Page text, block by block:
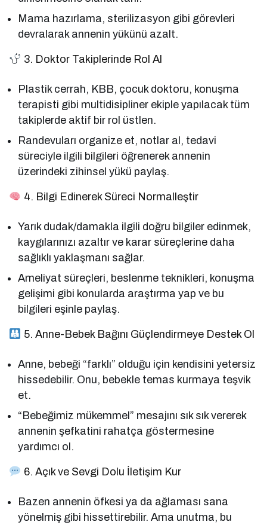
Mama hazırlama, sterilizasyon gibi görevleri
devralarak annenin yükünü azalt.
3. Doktor Takiplerinde Rol Al
Plastik cerrah, KBB, çocuk doktoru, konuşma
terapisti gibi multidisipliner ekiple yapılacak tüm
takiplerde aktif bir rol üstlen.
Randevuları organize et, notlar al, tedavi
süreciyle ilgili bilgileri öğrenerek annenin
üzerindeki zihinsel yükü paylaş.
4. Bilgi Edinerek Süreci Normalleştir
Yarık dudak/damakla ilgili doğru bilgiler edinmek,
kaygılarınızı azaltır ve karar süreçlerine daha
sağlıklı yaklaşmanı sağlar.
Ameliyat süreçleri, beslenme teknikleri, konuşma
gelişimi gibi konularda araştırma yap ve bu
bilgileri eşinle paylaş.
5. Anne-Bebek Bağını Güçlendirmeye Destek Ol
Anne, bebeği “farklı” olduğu için kendisini yetersiz
hissedebilir. Onu, bebekle temas kurmaya teşvik
et.
“Bebeğimiz mükemmel” mesajını sık sık vererek
annenin şefkatini rahatça göstermesine
yardımcı ol.
6. Açık ve Sevgi Dolu İletişim Kur
Bazen annenin öfkesi ya da ağlaması sana
yönelmiş gibi hissettirebilir. Ama unutma, bu